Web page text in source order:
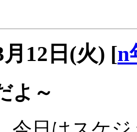
月12日(火) [n
よ～